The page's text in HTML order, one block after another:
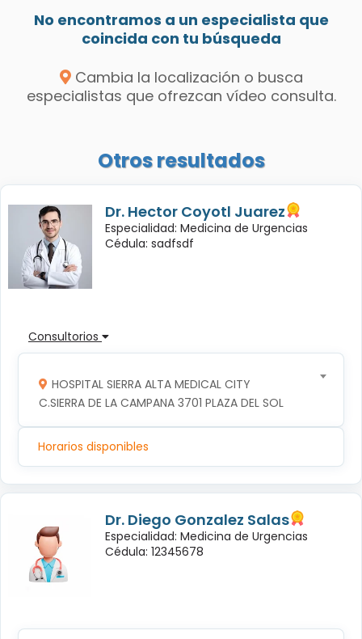
No encontramos a un especialista que
coincida con tu búsqueda
Cambia la localización o busca
especialistas que ofrezcan vídeo consulta.
Otros resultados
Dr. Hector Coyotl Juarez
Especialidad: Medicina de Urgencias
Cédula: sadfsdf
Consultorios
HOSPITAL SIERRA ALTA MEDICAL CITY
C.SIERRA DE LA CAMPANA 3701 PLAZA DEL SOL
Horarios disponibles
Dr. Diego Gonzalez Salas
Especialidad: Medicina de Urgencias
Cédula: 12345678